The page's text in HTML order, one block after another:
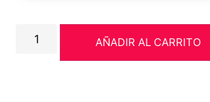
AÑADIR AL CARRITO